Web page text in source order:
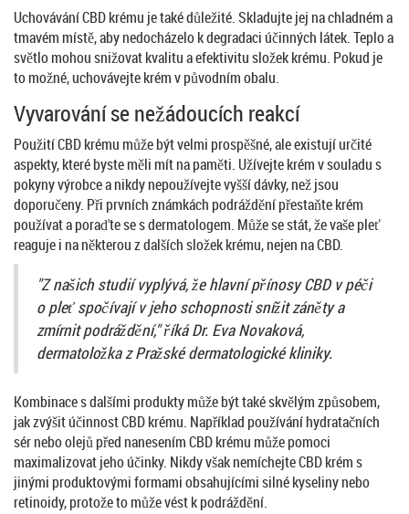
Uchovávání CBD krému je také důležité. Skladujte jej na chladném a
tmavém místě, aby nedocházelo k degradaci účinných látek. Teplo a
světlo mohou snižovat kvalitu a efektivitu složek krému. Pokud je
to možné, uchovávejte krém v původním obalu.
Vyvarování se nežádoucích reakcí
Použití CBD krému může být velmi prospěšné, ale existují určité
aspekty, které byste měli mít na paměti. Užívejte krém v souladu s
pokyny výrobce a nikdy nepoužívejte vyšší dávky, než jsou
doporučeny. Při prvních známkách podráždění přestaňte krém
používat a poraďte se s dermatologem. Může se stát, že vaše pleť
reaguje i na některou z dalších složek krému, nejen na CBD.
"Z našich studií vyplývá, že hlavní přínosy CBD v péči
o pleť spočívají v jeho schopnosti snížit záněty a
zmírnit podráždění," říká Dr. Eva Novaková,
dermatoložka z Pražské dermatologické kliniky.
Kombinace s dalšími produkty může být také skvělým způsobem,
jak zvýšit účinnost CBD krému. Například používání hydratačních
sér nebo olejů před nanesením CBD krému může pomoci
maximalizovat jeho účinky. Nikdy však nemíchejte CBD krém s
jinými produktovými formami obsahujícími silné kyseliny nebo
retinoidy, protože to může vést k podráždění.